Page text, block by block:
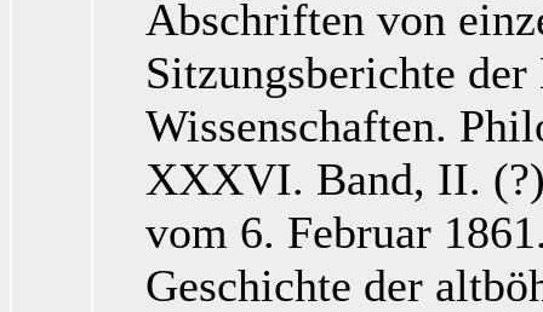
Abschriften von
Sitzungsberichte
Wissenschaften.
XXXVI. Band, II.
vom 6. Februar
Geschichte der